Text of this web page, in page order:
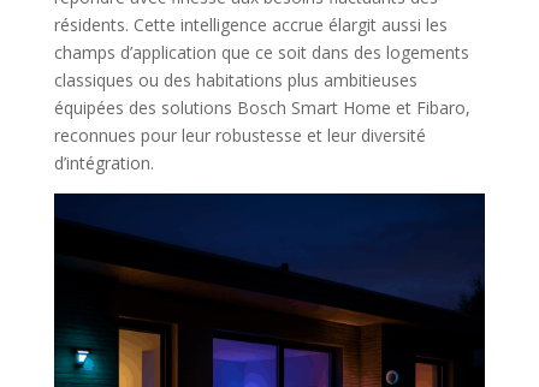
résidents. Cette intelligence accrue élargit aussi les
champs d’application que ce soit dans des logements
classiques ou des habitations plus ambitieuses
équipées des solutions Bosch Smart Home et Fibaro,
reconnues pour leur robustesse et leur diversité
d’intégration.